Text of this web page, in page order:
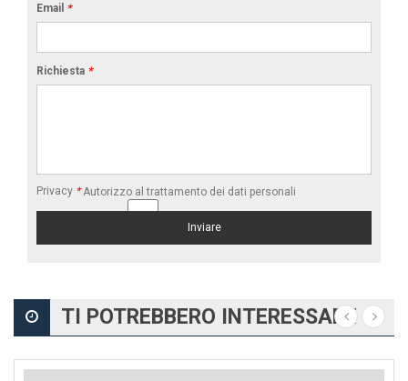
Email *
Richiesta *
Privacy * Autorizzo al trattamento dei dati personali
TI POTREBBERO INTERESSARE